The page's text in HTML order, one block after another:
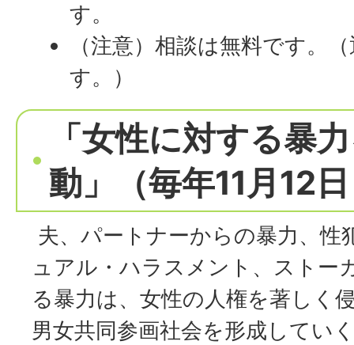
す。
（注意）相談は無料です。
す。）
「女性に対する暴
動」（毎年11月12
夫、パートナーからの暴力、性
ュアル・ハラスメント、ストー
る暴力は、女性の人権を著しく
男女共同参画社会を形成してい